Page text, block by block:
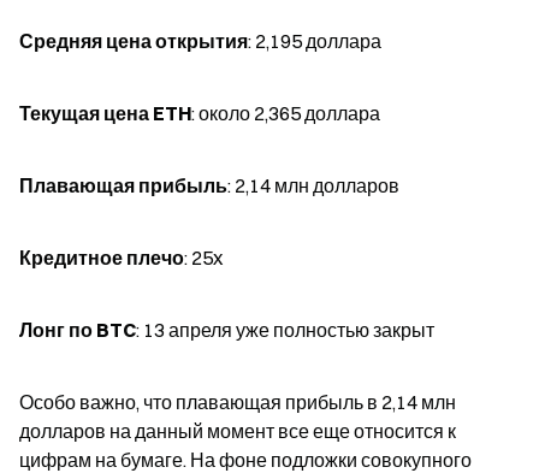
Средняя цена открытия: 2,195 доллара
Текущая цена ETH: около 2,365 доллара
Плавающая прибыль: 2,14 млн долларов
Кредитное плечо: 25x
Лонг по BTC: 13 апреля уже полностью закрыт
Особо важно, что плавающая прибыль в 2,14 млн
долларов на данный момент все еще относится к
цифрам на бумаге. На фоне подложки совокупного